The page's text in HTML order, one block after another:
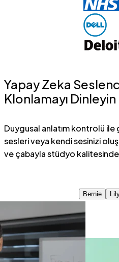
Yapay Zeka
Klonlamayı Dinleyin
Duygusal anlatım kontrolü
sesleri veya kendi sesinizi
ve çabayla stüdyo
Bernie